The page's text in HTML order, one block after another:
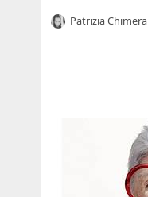
Patrizia Chimera